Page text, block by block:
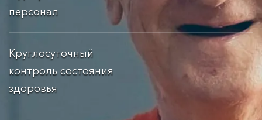
персонал
Круглосуточный
контроль состояния
здоровья